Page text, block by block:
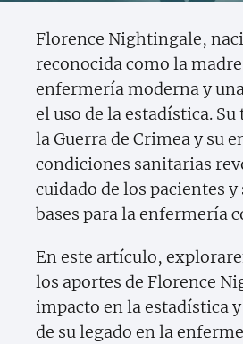
Florence Nightingale,
reconocida como la
enfermería moderna y
el uso de la estadística.
la Guerra de Crimea y su
condiciones sanitarias
cuidado de los pacientes
bases para la enfermería
En este artículo,
los aportes de Florence
impacto en la estadística
de su legado en la